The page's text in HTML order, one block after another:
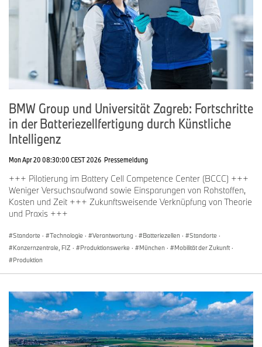
BMW Group und Universität Zagreb: Fortschritte
in der Batteriezellfertigung durch Künstliche
Intelligenz
Mon Apr 20 08:30:00 CEST 2026 Pressemeldung
+++ Pilotierung im Battery Cell Competence Center (BCCC) +++
Weniger Versuchsaufwand sowie Einsparungen von Rohstoffen,
Kosten und Zeit +++ Zukunftsweisende Verknüpfung von Theorie
und Praxis +++
Standorte · Technologie · Verantwortung · Batteriezellen · Standorte ·
Konzernzentrale, FIZ · Produktionswerke · München · Mobilität der Zukunft ·
Produktion